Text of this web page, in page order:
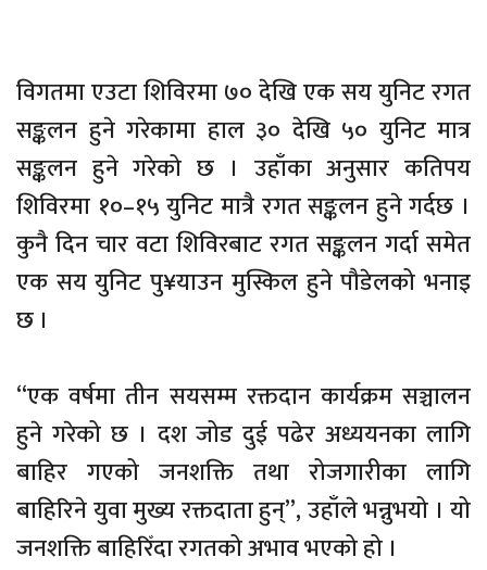
विगतमा एउटा शिविरमा ७० देखि एक सय युनिट रगत
सङ्कलन हुने गरेकामा हाल ३० देखि ५० युनिट मात्र
सङ्कलन हुने गरेको छ । उहाँका अनुसार कतिपय
शिविरमा १०–१५ युनिट मात्रै रगत सङ्कलन हुने गर्दछ ।
कुनै दिन चार वटा शिविरबाट रगत सङ्कलन गर्दा समेत
एक सय युनिट पु¥याउन मुस्किल हुने पौडेलको भनाइ
छ ।
“एक वर्षमा तीन सयसम्म रक्तदान कार्यक्रम सञ्चालन
हुने गरेको छ । दश जोड दुई पढेर अध्ययनका लागि
बाहिर गएको जनशक्ति तथा रोजगारीका लागि
बाहिरिने युवा मुख्य रक्तदाता हुन्”, उहाँले भन्नुभयो । यो
जनशक्ति बाहिरिँदा रगतको अभाव भएको हो ।